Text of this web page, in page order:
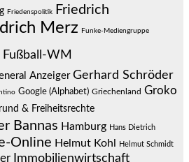
Friedenspolitik
Friedrich
Merz Funke-Mediengruppe
Fußball-WM
Anzeiger Gerhard Schröder
Google (Alphabet) Griechenland Groko
& Freiheitsrechte
Bannas Hamburg Hans Dietrich
Online Helmut Kohl Helmut Schmidt
Immobilienwirtschaft